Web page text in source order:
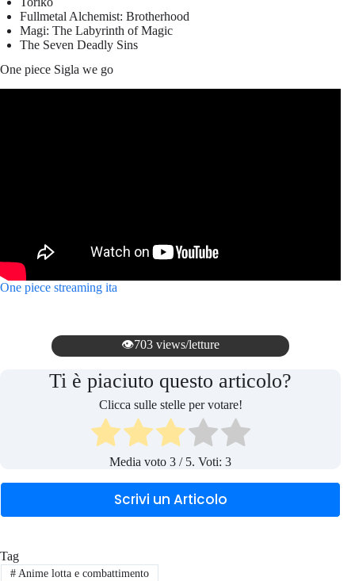
Fullmetal Alchemist: Brotherhood
Magi: The Labyrinth of Magic
The Seven Deadly Sins
One piece Sigla we go
One piece streaming ita
👁️703 views/letture
Ti è piaciuto questo articolo?
Clicca sulle stelle per votare!
Media voto3 / 5. Voti:3
Scrivi un Articolo
Tag
#Anime lotta e combattimento